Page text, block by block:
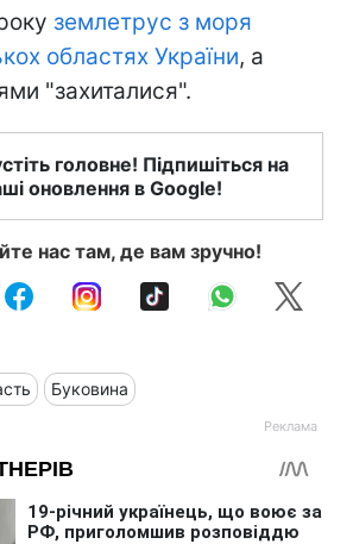
землетрус з моря
областях України, а
"захиталися".
головне! Підпишіться на
оновлення в Google!
нас там, де вам зручно!
Буковина